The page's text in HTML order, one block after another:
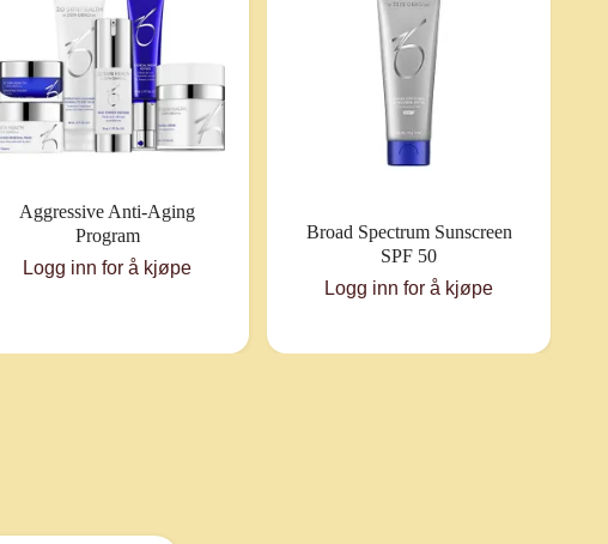
Aggressive Anti-Aging
Program
Logg inn for å kjøpe
Broad Spectrum Sunscreen
SPF 50
Logg inn for å kjøpe